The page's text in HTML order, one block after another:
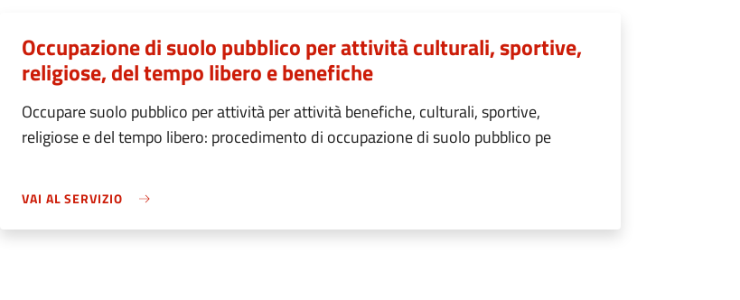
Occupazione di suolo pubblico per attività culturali, sportive,
religiose, del tempo libero e benefiche
Occupare suolo pubblico per attività per attività benefiche, culturali, sportive,
religiose e del tempo libero: procedimento di occupazione di suolo pubblico pe
VAI AL SERVIZIO